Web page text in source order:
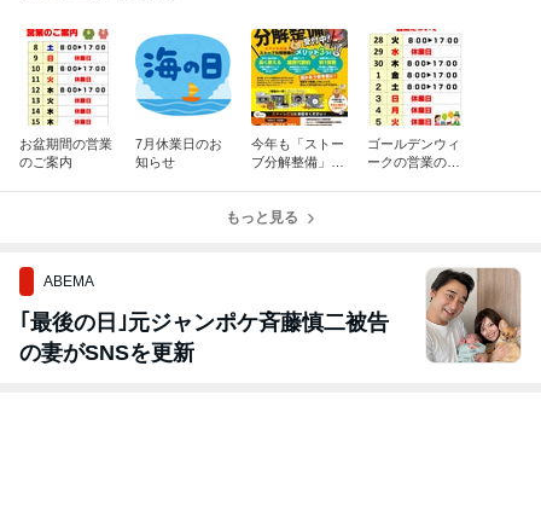
お盆期間の営業
のご案内
7月休業日のお
知らせ
今年も「ストー
ブ分解整備」大
ゴールデンウィ
ークの営業のお
もっと見る
ABEMA
｢最後の日｣元ジャンポケ斉藤慎二被告
の妻がSNSを更新